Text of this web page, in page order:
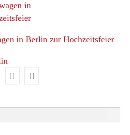
in Berlin zur Hochzeitsfeier